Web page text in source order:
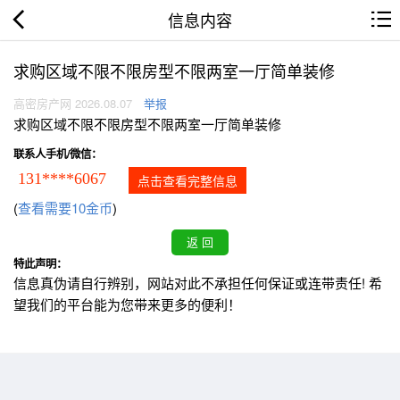
信息内容
求购区域不限不限房型不限两室一厅简单装修
高密房产网 2026.08.07 举报
求购区域不限不限房型不限两室一厅简单装修
联系人手机/微信：
131****6067 点击查看完整信息
(查看需要10金币)
特此声明：
信息真伪请自行辨别，网站对此不承担任何保证或连带责任! 希
望我们的平台能为您带来更多的便利！